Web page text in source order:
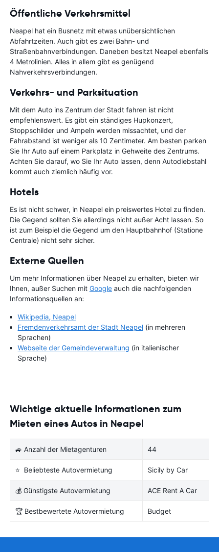
Öffentliche Verkehrsmittel
Neapel hat ein Busnetz mit etwas unübersichtlichen
Abfahrtzeiten. Auch gibt es zwei Bahn- und
Straßenbahnverbindungen. Daneben besitzt Neapel ebenfalls
4 Metrolinien. Alles in allem gibt es genügend
Nahverkehrsverbindungen.
Verkehrs- und Parksituation
Mit dem Auto ins Zentrum der Stadt fahren ist nicht
empfehlenswert. Es gibt ein ständiges Hupkonzert,
Stoppschilder und Ampeln werden missachtet, und der
Fahrabstand ist weniger als 10 Zentimeter. Am besten parken
Sie Ihr Auto auf einem Parkplatz in Gehweite des Zentrums.
Achten Sie darauf, wo Sie Ihr Auto lassen, denn Autodiebstahl
kommt auch ziemlich häufig vor.
Hotels
Es ist nicht schwer, in Neapel ein preiswertes Hotel zu finden.
Die Gegend sollten Sie allerdings nicht außer Acht lassen. So
ist zum Beispiel die Gegend um den Hauptbahnhof (Statione
Centrale) nicht sehr sicher.
Externe Quellen
Um mehr Informationen über Neapel zu erhalten, bieten wir
Ihnen, außer Suchen mit Google auch die nachfolgenden
Informationsquellen an:
Wikipedia, Neapel
Fremdenverkehrsamt der Stadt Neapel (in mehreren
Sprachen)
Webseite der Gemeindeverwaltung (in italienischer
Sprache)
Wichtige aktuelle Informationen zum
Mieten eines Autos in Neapel
🚙 Anzahl der Mietagenturen 44
⭐ Beliebteste Autovermietung Sicily by Car
💰 Günstigste Autovermietung ACE Rent A Car
🏆 Bestbewertete Autovermietung Budget